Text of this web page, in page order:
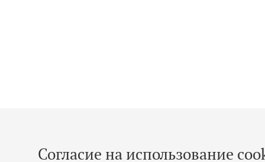
Согласие на использование